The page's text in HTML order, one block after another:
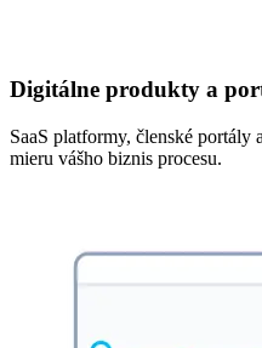
Digitálne produkty a
SaaS platformy, členské portály
mieru vášho biznis procesu.